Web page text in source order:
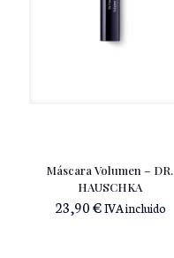
Máscara Volumen – DR.
HAUSCHKA
23,90€IVA incluido